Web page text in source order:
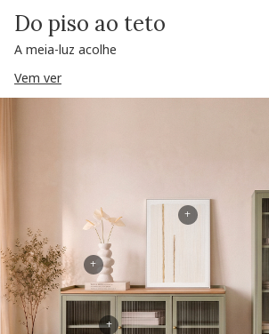
Do piso ao teto
A meia-luz acolhe
Vem ver
+
+
+